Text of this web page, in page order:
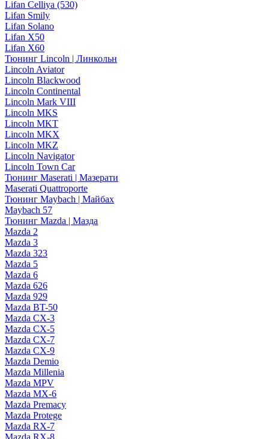
Lifan Celliya (530)
Lifan Smily
Lifan Solano
Lifan X50
Lifan X60
Тюнинг Lincoln | Линкольн
Lincoln Aviator
Lincoln Blackwood
Lincoln Continental
Lincoln Mark VIII
Lincoln MKS
Lincoln MKT
Lincoln MKX
Lincoln MKZ
Lincoln Navigator
Lincoln Town Car
Тюнинг Maserati | Мазерати
Maserati Quattroporte
Тюнинг Maybach | Майбах
Maybach 57
Тюнинг Mazda | Мазда
Mazda 2
Mazda 3
Mazda 323
Mazda 5
Mazda 6
Mazda 626
Mazda 929
Mazda BT-50
Mazda CX-3
Mazda CX-5
Mazda CX-7
Mazda CX-9
Mazda Demio
Mazda Millenia
Mazda MPV
Mazda MX-6
Mazda Premacy
Mazda Protege
Mazda RX-7
Mazda RX-8